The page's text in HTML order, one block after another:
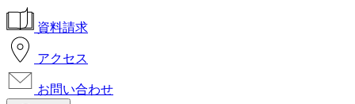
資料請求
アクセス
お問い合わせ